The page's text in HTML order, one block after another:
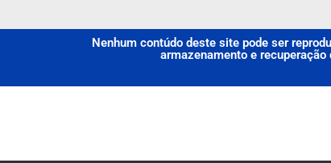
Nenhum contúdo deste site pode ser
armazenamento e recuperação